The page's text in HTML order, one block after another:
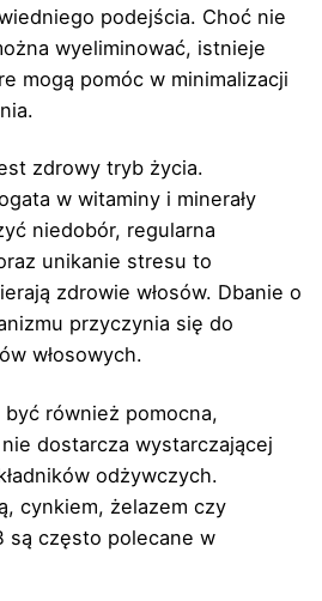
podejścia. Choć nie
wyeliminować, istnieje
mogą pomóc w minimalizacji
zdrowy tryb życia.
w witaminy i minerały
niedobór, regularna
unikanie stresu to
zdrowie włosów. Dbanie o
przyczynia się do
włosowych.
również pomocna,
dostarcza wystarczającej
odżywczych.
cynkiem, żelazem czy
są często polecane w